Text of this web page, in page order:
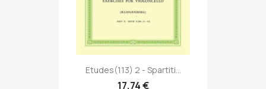
Etudes(113) 2 - Spartiti...
17,74 €